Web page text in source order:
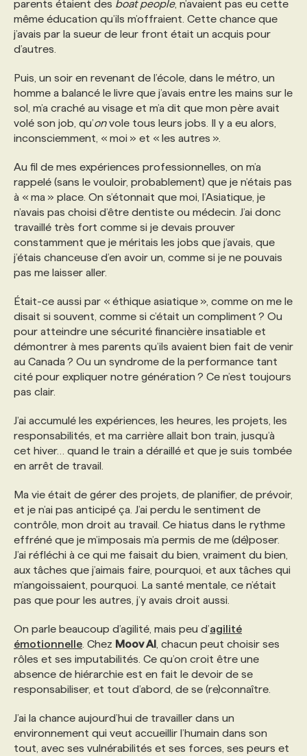
parents étaient des boat people, n’avaient pas eu cette
même éducation qu’ils m’offraient. Cette chance que
j’avais par la sueur de leur front était un acquis pour
d’autres.
Puis, un soir en revenant de l’école, dans le métro, un
homme a balancé le livre que j’avais entre les mains sur le
sol, m’a craché au visage et m’a dit que mon père avait
volé son job, qu’onvole tous leurs jobs. Il y a eu alors,
inconsciemment, « moi » et « les autres ».
Au fil de mes expériences professionnelles, on m’a
rappelé (sans le vouloir, probablement) que je n’étais pas
à « ma » place. On s’étonnait que moi, l’Asiatique, je
n’avais pas choisi d’être dentiste ou médecin. J’ai donc
travaillé très fort comme si je devais prouver
constamment que je méritais les jobs que j’avais, que
j’étais chanceuse d’en avoir un, comme si je ne pouvais
pas me laisser aller.
Était-ce aussi par « éthique asiatique », comme on me le
disait si souvent, comme si c’était un compliment ? Ou
pour atteindre une sécurité financière insatiable et
démontrer à mes parents qu’ils avaient bien fait de venir
au Canada ? Ou un syndrome de la performance tant
cité pour expliquer notre génération ? Ce n’est toujours
pas clair.
J’ai accumulé les expériences, les heures, les projets, les
responsabilités, et ma carrière allait bon train, jusqu’à
cet hiver… quand le train a déraillé et que je suis tombée
en arrêt de travail.
Ma vie était de gérer des projets, de planifier, de prévoir,
et je n’ai pas anticipé ça. J’ai perdu le sentiment de
contrôle, mon droit au travail. Ce hiatus dans le rythme
effréné que je m’imposais m’a permis de me (dé)poser.
J’ai réfléchi à ce qui me faisait du bien, vraiment du bien,
aux tâches que j’aimais faire, pourquoi, et aux tâches qui
m’angoissaient, pourquoi. La santé mentale, ce n’était
pas que pour les autres, j’y avais droit aussi.
On parle beaucoup d’agilité, mais peu d’agilité
émotionnelle . Chez Moov AI , chacun peut choisir ses
rôles et ses imputabilités. Ce qu’on croit être une
absence de hiérarchie est en fait le devoir de se
responsabiliser, et tout d’abord, de se (re)connaître.
J’ai la chance aujourd’hui de travailler dans un
environnement qui veut accueillir l’humain dans son
tout, avec ses vulnérabilités et ses forces, ses peurs et